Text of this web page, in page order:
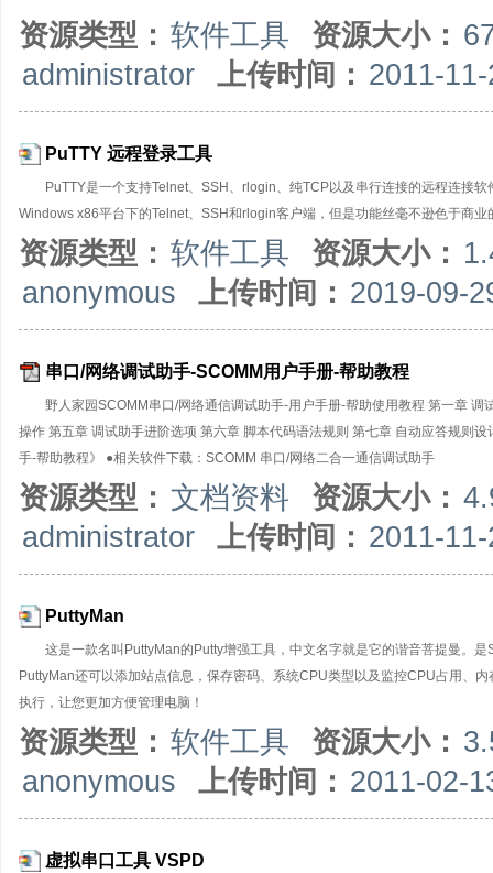
SCOMM通信调试助手是绿色软件，无需安装，只有一个执行文件，适用于各
信调试助手（使用不同的通信端口）。典型应用场合：使用本通信调试软件对
可自由设置串口号、波特率、校验位、数据位和停止位等（支持自定义非标准
资源类型： 软件工具 资源大小：
administrator
上传时间： 2011-
PuTTY 远程登录工具
PuTTY是一个支持Telnet、SSH、rlogin、纯TCP以及串行连接的远程连接
Windows x86平台下的Telnet、SSH和rlogin客户端，但是功能丝毫不逊色于商业
资源类型： 软件工具 资源大小：
anonymous
上传时间： 2019-09-
串口/网络调试助手-SCOMM用户手册-帮助教程
野人家园SCOMM串口/网络通信调试助手-用户手册-帮助使用教程 第一章
操作 第五章 调试助手进阶选项 第六章 脚本代码语法规则 第七章 自动应答规则
手-帮助教程》 ●相关软件下载：SCOMM 串口/网络二合一通信调试助手
资源类型： 文档资料 资源大小：
administrator
上传时间： 2011-
PuttyMan
这是一款名叫PuttyMan的Putty增强工具，中文名字就是它的谐音菩提曼。
PuttyMan还可以添加站点信息，保存密码、系统CPU类型以及监控CPU占用、
执行，让您更加方便管理电脑！
资源类型： 软件工具 资源大小：
anonymous
上传时间： 2011-02-
虚拟串口工具 VSPD